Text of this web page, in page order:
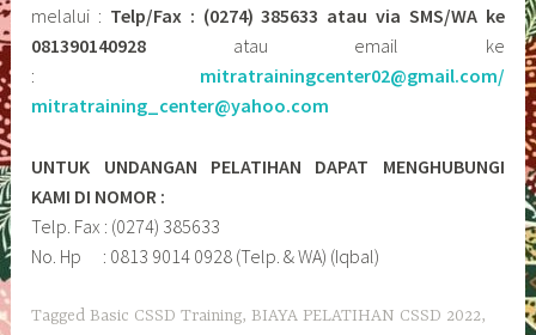
melalui : Telp/Fax : (0274) 385633 atau via SMS/WA ke
081390140928 atau email ke
:
mitratrainingcenter02@gmail.com/
mitratraining_center@yahoo.com
UNTUK UNDANGAN PELATIHAN DAPAT MENGHUBUNGI
KAMI DI NOMOR :
Telp. Fax : (0274) 385633
No. Hp : 0813 9014 0928 (Telp. & WA) (Iqbal)
Tagged Basic CSSD Training, BIAYA PELATIHAN CSSD 2022,